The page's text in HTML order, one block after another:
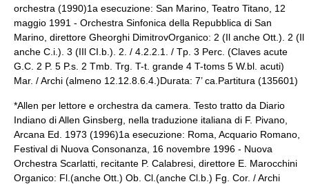
orchestra (1990)1a esecuzione: San Marino, Teatro Titano, 12
maggio 1991 - Orchestra Sinfonica della Repubblica di San
Marino, direttore Gheorghi DimitrovOrganico: 2 (Il anche Ott.). 2 (Il
anche C.i.). 3 (IIl CI.b.). 2. / 4.2.2.1. / Tp. 3 Perc. (Claves acute
G.C. 2 P. 5 P.s. 2 Tmb. Trg. T-t. grande 4 T-toms 5 W.bl. acuti)
Mar. / Archi (almeno 12.12.8.6.4.)Durata: 7’ ca.Partitura (135601)
*Allen per lettore e orchestra da camera. Testo tratto da Diario
Indiano di Allen Ginsberg, nella traduzione italiana di F. Pivano,
Arcana Ed. 1973 (1996)1a esecuzione: Roma, Acquario Romano,
Festival di Nuova Consonanza, 16 novembre 1996 - Nuova
Orchestra Scarlatti, recitante P. Calabresi, direttore E. Marocchini
Organico: Fl.(anche Ott.) Ob. Cl.(anche Cl.b.) Fg. Cor. / Archi